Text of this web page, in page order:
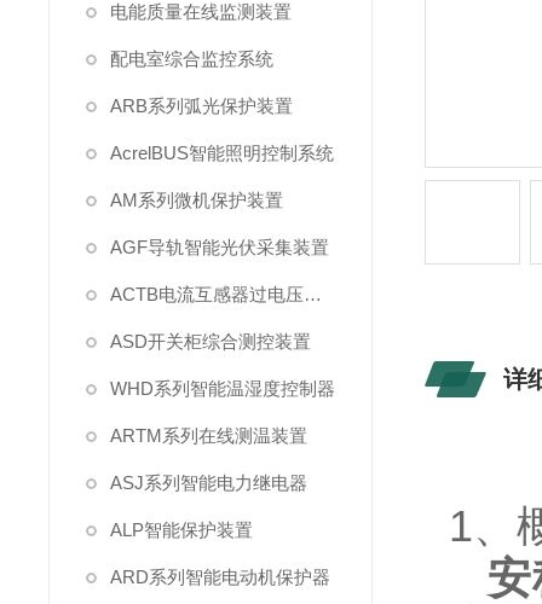
电能质量在线监测装置
配电室综合监控系统
ARB系列弧光保护装置
AcrelBUS智能照明控制系统
AM系列微机保护装置
AGF导轨智能光伏采集装置
ACTB电流互感器过电压保护
ASD开关柜综合测控装置
WHD系列智能温湿度控制器
ARTM系列在线测温装置
ASJ系列智能电力继电器
ALP智能保护装置
ARD系列智能电动机保护器
详
1、